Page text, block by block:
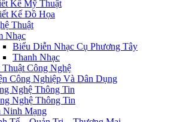
Kế Mỹ Thuật
Kế Đồ Họa
Thuật
Nhạc
Biểu Diễn Nhạc Cụ Phương Tây
Thanh Nhạc
Công Nghệ
Công Nghiệp Và Dân Dụng
Nghệ Thông Tin
Nghệ Thông Tin
Ninh Mạng